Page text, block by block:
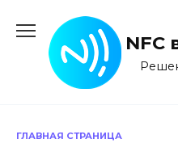
содержанию
NFC
ГЛАВНАЯ СТРАНИЦА